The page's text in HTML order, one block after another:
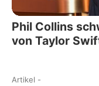
Phil Collins
von Taylor
Artikel -